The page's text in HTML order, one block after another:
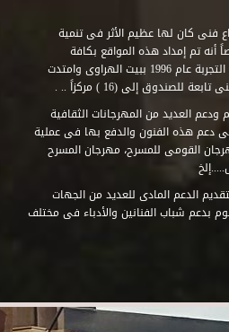
فنى كان لها عظيم الأثر فى تنمية
تم إمداد هذه المواقع بكافة
المتطلبات التى تكفل لها أداء دورها الثقافى والفنى. وقد بدأت التجربة عام 1996 ببيت الهراوى وامتدت
للصندوق إلى (16 ) مركزاً .. .
العديد من المهرجانات الثقافية
دعم هذه الفنون والدفع بها فى عملية
القومى للمسرح، مهرجان المسرح
الدعم المادى للعديد من الجهات
بدعم شباب الفنانين والأدباء فى مختلف